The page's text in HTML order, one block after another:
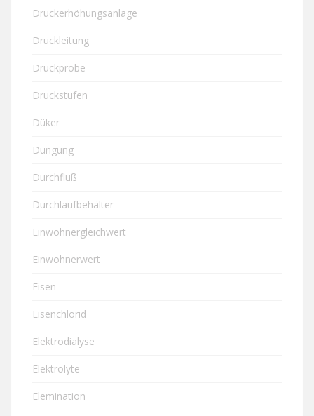
Druckerhöhungsanlage
Druckleitung
Druckprobe
Druckstufen
Düker
Düngung
Durchfluß
Durchlaufbehälter
Einwohnergleichwert
Einwohnerwert
Eisen
Eisenchlorid
Elektrodialyse
Elektrolyte
Elemination